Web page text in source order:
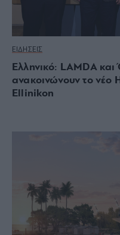
ΕΙΔΗΣΕΙΣ
Ελληνικό: LAMDA
ανακοινώνουν το νέο
Ellinikon